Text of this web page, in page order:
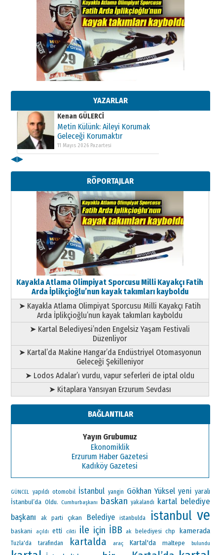
YAZARLAR
Kenan GÜLERCİ
Metin Külünk: Aileyi Korumak
11 Mayıs 2026 Pazartesi
Kenan GÜLERCİ
Metin Külünk: Aileyi Korumak
Geleceği Korumaktır
11 Mayıs 2026 Pazartesi
Metin Külünk: Aileyi Korumak
Geleceği Korumaktır
11 Mayıs 2026 Pazartesi
◀▶
RÖPORTAJLAR
Kayakla Atlama Olimpiyat Sporcusu Milli Kayakçı Fatih
Arda İplikçioğlu’nun kayak takımları kayboldu
➤ Kayakla Atlama Olimpiyat Sporcusu Milli Kayakçı Fatih
Arda İplikçioğlu’nun kayak takımları kayboldu
➤ Kartal Belediyesi’nden Engelsiz Yaşam Festivali
Düzenliyor
➤ Kartal’da Makine Hangar’da Endüstriyel Otomasyonun
Geleceği Şekilleniyor
➤ Lodos Adalar’ı vurdu, vapur seferleri de iptal oldu
➤ Kitaplara Yansıyan Erzurum Sevdası
BAĞLANTILAR
Yayın Grubumuz
Ekonomiklik
Erzurum Haber Gazetesi
Kadıköy Gazetesi
GÜNCEL yapıldı otomobil İstanbul yangin Gökhan Yüksel yeni yaralı
İstanbul’da Oldu. Cumhurbaşkanı baskan yakalandı kartal belediye
başkanı
ak parti çıkan Belediye istanbulda istanbul ve
baskani açıldı etti cikti ile için İBB ak belediyesi chp kamerada
Tuzla'da tarafından kartalda araç Kartal'da maltepe bulundu